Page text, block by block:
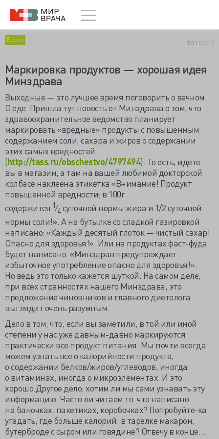
Блоги 12/11/2017
Маркировка продуктов — хорошая идея
Минздрава
Выходные — это лучшее время поговорить о вечном.
О еде. Пришла тут новость от Минздрава о том, что
здравоохранительное ведомство планирует
маркировать «вредные» продукты с повышенным
содержанием соли, сахара и жиров о содержании
этих самых вредностей
(http://tass.ru/obschestvo/4797494). То есть, идёте
вы в магазин, а там на вашей любимой докторской
колбасе наклеена этикетка «Внимание! Продукт
повышенной вредности: в 100г
содержится 1⁄4 суточной нормы жира и 1/2 суточной
нормы соли!». А на бутылке со сладкой газировкой
написано: «Каждый десятый глоток — чистый сахар!
Опасно для здоровья!». Или на продуктах фаст-фуда
будет написано: «Минздрав предупреждает:
избыточное употребление опасно для здоровья!».
Но ведь это только кажется шуткой. На самом деле,
при всех странностях нашего Минздрава, это
предложение чиновников и главного диетолога
выглядит очень разумным.
Дело в том, что, если вы заметили, в той или иной
степени у нас уже давным-давно маркируются
практически все продукт питания. Мы почти всегда
можем узнать всё о калорийности продукта,
о содержании белков/жиров/углеводов, иногда
о витаминах, иногда о микроэлементах. И это
хорошо.Другое дело, хотим ли мы сами узнавать эту
информацию. Часто ли читаем то. что написано
на баночках. пакетиках, коробочках? Попробуйте-ка
угадать, где больше калорий: в тарелке макарон,
бутерброде с сыром или говядине? Отвечу в конце…